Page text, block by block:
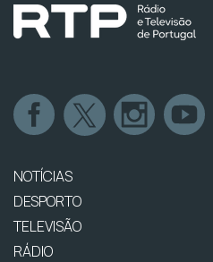
NOTÍCIAS
DESPORTO
TELEVISÃO
RÁDIO